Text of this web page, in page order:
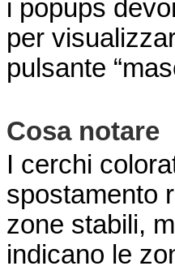
i popups
per
pulsante
Cosa notare
I cerchi
spostamento
zone stabili,
indicano le